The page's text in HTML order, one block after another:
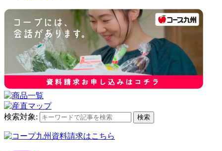
検索対象: 検索